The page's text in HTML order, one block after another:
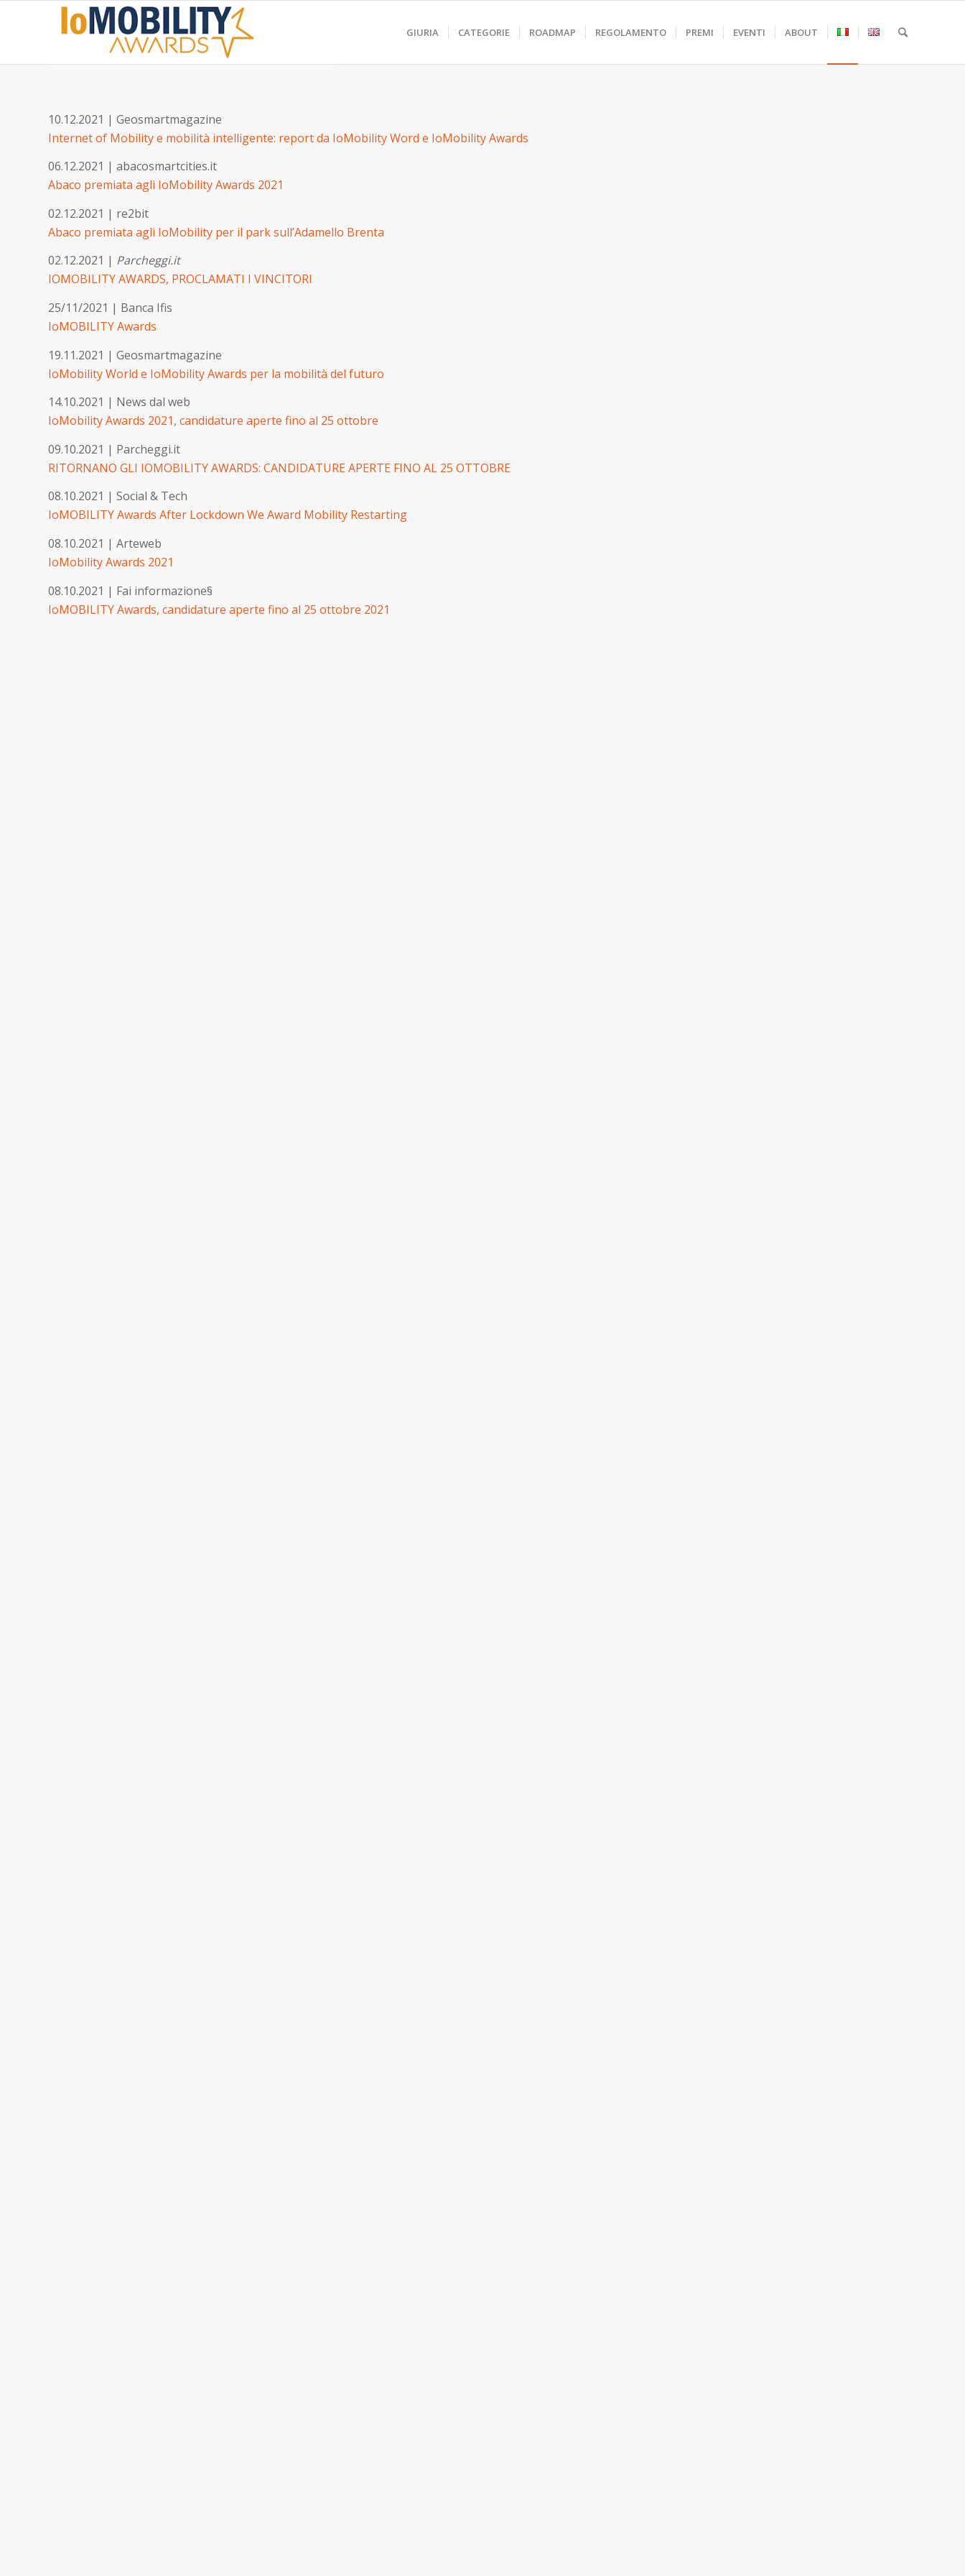
GIURIA CATEGORIE ROADMAP REGOLAMENTO PREMI EVENTI ABOUT
10.12.2021 | Geosmartmagazine
Internet of Mobility e mobilità intelligente: report da IoMobility Word e IoMobility Awards
06.12.2021 | abacosmartcities.it
Abaco premiata agli IoMobility Awards 2021
02.12.2021 | re2bit
Abaco premiata agli IoMobility per il park sull’Adamello Brenta
02.12.2021 | Parcheggi.it
IOMOBILITY AWARDS, PROCLAMATI I VINCITORI
25/11/2021 | Banca Ifis
IoMOBILITY Awards
19.11.2021 | Geosmartmagazine
IoMobility World e IoMobility Awards per la mobilità del futuro
14.10.2021 | News dal web
IoMobility Awards 2021, candidature aperte fino al 25 ottobre
09.10.2021 | Parcheggi.it
RITORNANO GLI IOMOBILITY AWARDS: CANDIDATURE APERTE FINO AL 25 OTTOBRE
08.10.2021 | Social & Tech
IoMOBILITY Awards After Lockdown We Award Mobility Restarting
08.10.2021 | Arteweb
IoMobility Awards 2021
08.10.2021 | Fai informazione§
IoMOBILITY Awards, candidature aperte fino al 25 ottobre 2021